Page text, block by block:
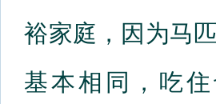
裕家庭，因为马
基本相同，吃